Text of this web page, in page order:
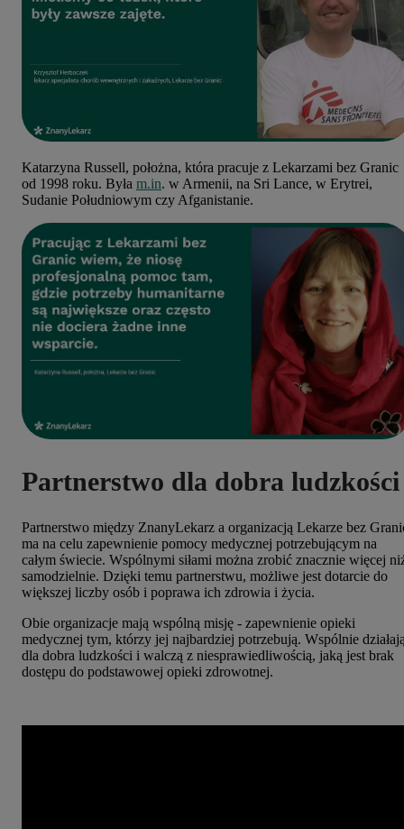
Katarzyna Russell, położna, która pracuje z Lekarzami bez Granic
od 1998 roku. Była m.in. w Armenii, na Sri Lance, w Erytrei,
Sudanie Południowym czy Afganistanie.
Partnerstwo dla dobra ludzkości
Partnerstwo między ZnanyLekarz a organizacją Lekarze bez
ma na celu zapewnienie pomocy medycznej potrzebującym na
całym świecie. Wspólnymi siłami można zrobić znacznie więcej
samodzielnie. Dzięki temu partnerstwu, możliwe jest dotarcie do
większej liczby osób i poprawa ich zdrowia i życia.
Obie organizacje mają wspólną misję - zapewnienie opieki
medycznej tym, którzy jej najbardziej potrzebują. Wspólnie
dla dobra ludzkości i walczą z niesprawiedliwością, jaką jest brak
dostępu do podstawowej opieki zdrowotnej.